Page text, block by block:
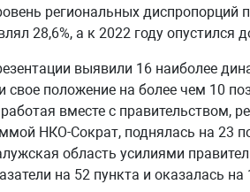
региональных диспропорций
28,6%, а к 2022 году опустился
выявили 16 наиболее
свое положение на более чем 10
вместе с правительством,
НКО-Сократ, поднялась на 23
область усилиями
на 52 пункта и оказалась на